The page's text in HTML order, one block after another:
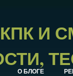
И
О БЛОГЕ